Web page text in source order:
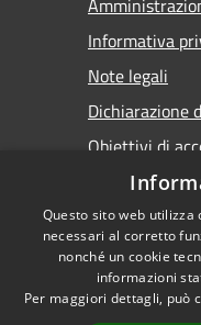
Informativa
Note legali
Dichiarazione
Obiettivi di
Accessibilità
Questo sito web
necessari al corretto
nonché un cookie
informazioni
Per maggiori dettagli, può